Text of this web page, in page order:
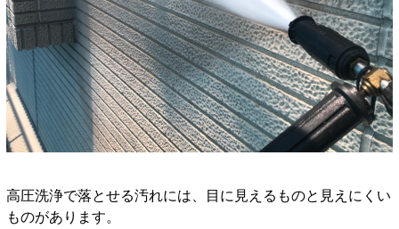
高圧洗浄で落とせる汚れには、目に見えるものと見えにくい
ものがあります。